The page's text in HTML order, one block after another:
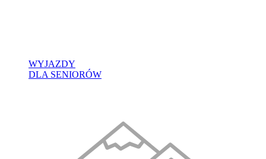
WYJAZDY
DLA SENIORÓW